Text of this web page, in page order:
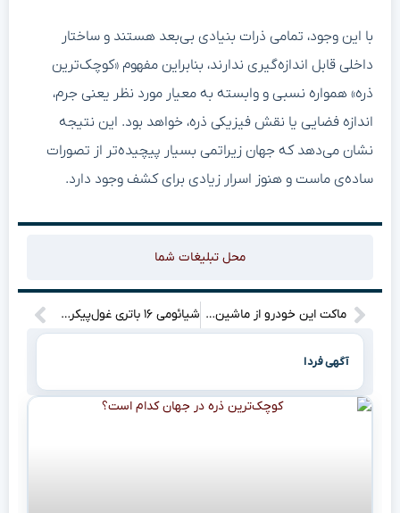
با این وجود، تمامی ذرات بنیادی بی‌بعد هستند و ساختار
داخلی قابل اندازه‌گیری ندارند، بنابراین مفهوم «کوچک‌ترین
ذره» همواره نسبی و وابسته به معیار مورد نظر یعنی جرم،
اندازه فضایی یا نقش فیزیکی ذره، خواهد بود. این نتیجه
نشان می‌دهد که جهان زیراتمی بسیار پیچیده‌تر از تصورات
ساده‌ی ماست و هنوز اسرار زیادی برای کشف وجود دارد.
محل تبلیغات شما
ماکت این خودرو از ماشین‌های واقعی هم گران‌تر است! شیائومی ۱۶ باتری غول‌پیکری خواهد داشت
آگهی فردا